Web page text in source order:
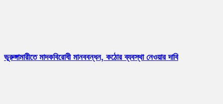
ভূরুঙ্গামারীতে মাদকবিরোধী মানববন্ধন, কঠোর ব্যবস্থা নেওয়ার দাবি